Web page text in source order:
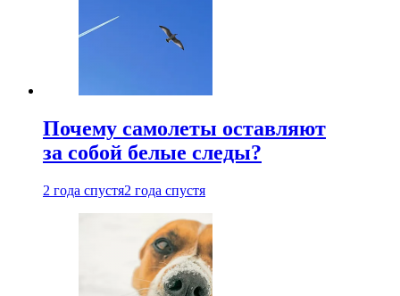
Почему самолеты оставляют
за собой белые следы?
2 года спустя2 года спустя